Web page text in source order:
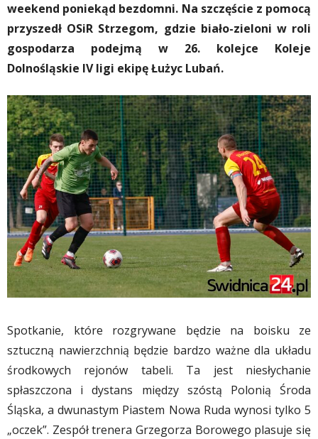
weekend poniekąd bezdomni. Na szczęście z pomocą
przyszedł OSiR Strzegom, gdzie biało-zieloni w roli
gospodarza podejmą w 26. kolejce Koleje
Dolnośląskie IV ligi ekipę Łużyc Lubań.
Spotkanie, które rozgrywane będzie na boisku ze
sztuczną nawierzchnią będzie bardzo ważne dla układu
środkowych rejonów tabeli. Ta jest niesłychanie
spłaszczona i dystans między szóstą Polonią Środa
Śląska, a dwunastym Piastem Nowa Ruda wynosi tylko 5
„oczek”. Zespół trenera Grzegorza Borowego plasuje się